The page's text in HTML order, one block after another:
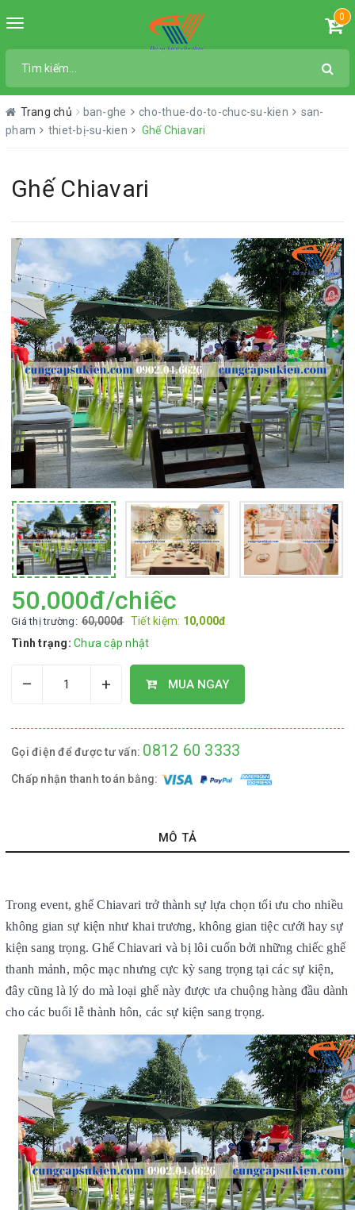
Toggle
0
Trang chủ ban-ghe cho-thue-do-to-chuc-su-kien
san-
pham
thiet-bị-su-kien Ghế Chiavari
Ghế Chiavari
50,000đ/chiếc
Giá thị trường: 60,000đ Tiết kiệm: 10,000đ
Tình trạng: Chưa cập nhật
– + MUA NGAY
Gọi điện để được tư vấn: 0812 60 3333
Chấp nhận thanh toán bằng:
MÔ TẢ
Trong event, ghế Chiavari trở thành sự lựa chọn tối ưu cho nhiều
không gian sự kiện như khai trương, không gian tiệc cưới hay sự
kiện sang trọng. Ghế Chiavari và bị lôi cuốn bởi những chiếc ghế
thanh mảnh, mộc mạc nhưng cực kỳ sang trọng tại các sự kiện,
đây cũng là lý do mà loại ghế này được ưa chuộng hàng đầu dành
cho các buổi lễ thành hôn, các sự kiện sang trọng.